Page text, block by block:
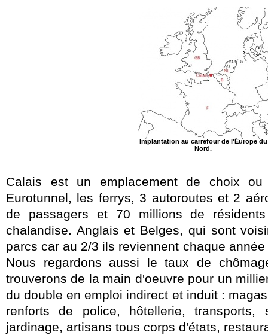
Implantation au carrefour de l'Europe du
Nord.
Calais est un emplacement de choix ou
Eurotunnel, les ferrys, 3 autoroutes et 2
de passagers et 70 millions de
chalandise. Anglais et Belges, qui sont
parcs car au 2/3 ils reviennent chaque
Nous regardons aussi le taux de
trouverons de la main d'oeuvre pour un
du double en emploi indirect et induit :
renforts de police, hôtellerie, transports,
jardinage, artisans tous corps d'états,